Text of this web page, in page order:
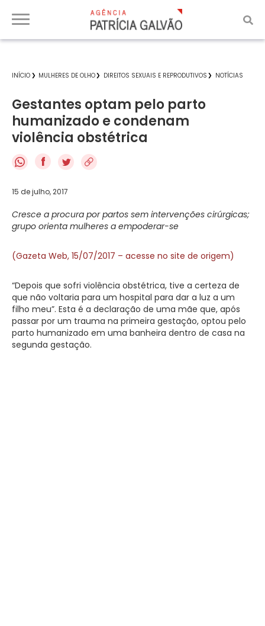
INÍCIO MULHERES DE OLHO DIREITOS SEXUAIS E REPRODUTIVOS NOTÍCIAS
Gestantes optam pelo parto
humanizado e condenam
violência obstétrica
f
15 de julho, 2017
Cresce a procura por partos sem intervenções cirúrgicas;
grupo orienta mulheres a empoderar-se
(Gazeta Web, 15/07/2017 – acesse no site de origem)
“Depois que sofri violência obstétrica, tive a certeza de
que não voltaria para um hospital para dar a luz a um
filho meu”. Esta é a declaração de uma mãe que, após
passar por um trauma na primeira gestação, optou pelo
parto humanizado em uma banheira dentro de casa na
segunda gestação.